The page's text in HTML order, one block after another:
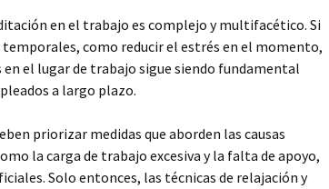
en el trabajo es complejo y multifacético. Si
como reducir el estrés en el momento,
el lugar de trabajo sigue siendo fundamental
a largo plazo.
priorizar medidas que aborden las causas
la carga de trabajo excesiva y la falta de apoyo,
Solo entonces, las técnicas de relajación y